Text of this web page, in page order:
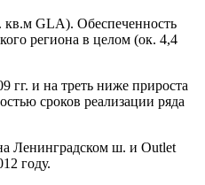
кв.м GLA). Обеспеченность
региона в целом (ок. 4,4
гг. и на треть ниже прироста
сроков реализации ряда
Ленинградском ш. и Outlet
году.